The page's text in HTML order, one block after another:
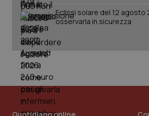
Eclissi solare del 12 agosto
osservarla in sicurezza